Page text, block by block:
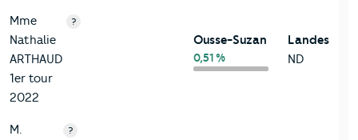
Mme
Nathalie
ARTHAUD
1er tour
2022
?
Ousse-Suzan
0,51 %
Landes
ND
M.
?